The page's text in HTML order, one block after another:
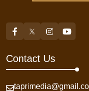
Contact Us